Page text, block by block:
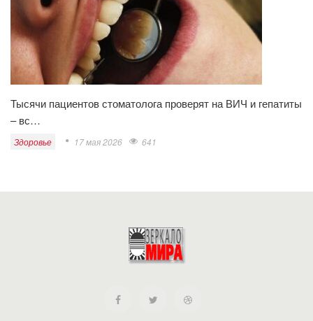
Тысячи пациентов стоматолога проверят на ВИЧ и гепатиты
– вс…
Здоровье 17 мая 2026 641